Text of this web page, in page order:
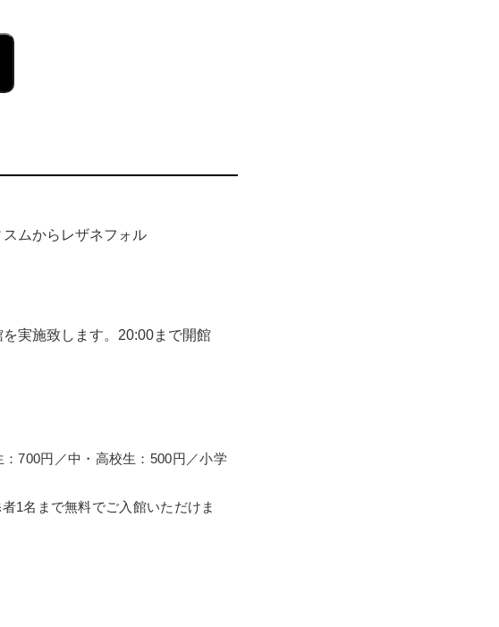
の優美さや官能性を訴える画面
である本展では、巧みな人物デッサ
特徴的な色彩、形、そしてそれら
波の時代、そしてレザネフォルの
。
ムからレザネフォル
実施致します。20:00まで開館
700円／中・高校生：500円／小学
1名まで無料でご入館いただけま